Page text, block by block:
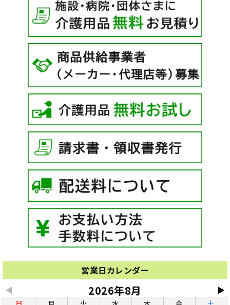
営業日カレンダー
◀ ▶
2026年8月